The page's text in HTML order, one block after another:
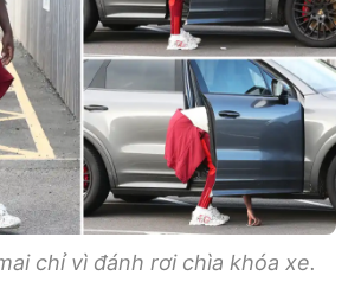
chỉ vì đánh rơi chìa khóa xe.